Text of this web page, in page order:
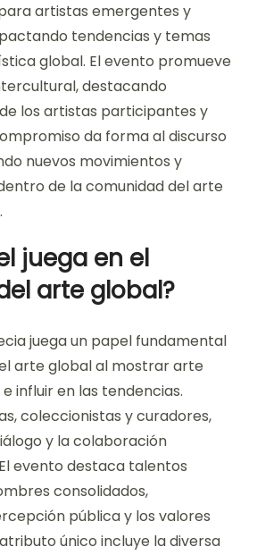
artistas emergentes y
tendencias y temas
global. El evento promueve
destacando
los artistas participantes y
da forma al discurso
nuevos movimientos y
de la comunidad del arte
juega en el
arte global?
juega un papel fundamental
arte global al mostrar arte
influir en las tendencias.
coleccionistas y curadores,
y la colaboración
evento destaca talentos
consolidados,
pública y los valores
único incluye la diversa